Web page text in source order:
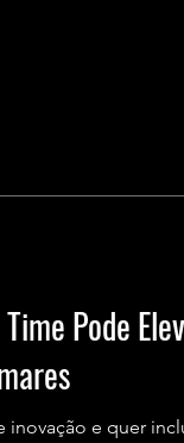
Pode
inovação e quer